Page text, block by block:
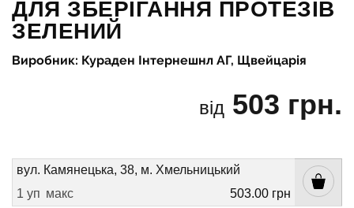
ДЛЯ ЗБЕРІГАННЯ ПРОТЕЗІВ
ЗЕЛЕНИЙ
Виробник: Кураден Інтернешнл АГ, Щвейцарія
від 503 грн.
вул. Камянецька, 38, м. Хмельницький
1 уп макс 503.00 грн